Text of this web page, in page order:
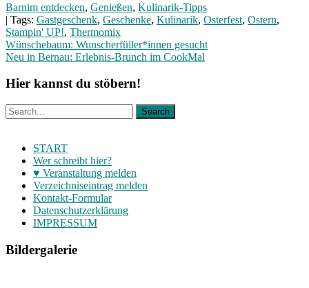
Barnim entdecken, Genießen, Kulinarik-Tipps
| Tags: Gastgeschenk, Geschenke, Kulinarik, Osterfest, Ostern,
Stampin' UP!, Thermomix
Beitragsnavigation
Wünschebaum: Wunscherfüller*innen gesucht
Neu in Bernau: Erlebnis-Brunch im CookMal
Hier kannst du stöbern!
START
Wer schreibt hier?
♥ Veranstaltung melden
Verzeichniseintrag melden
Kontakt-Formular
Datenschutzerklärung
IMPRESSUM
Bildergalerie